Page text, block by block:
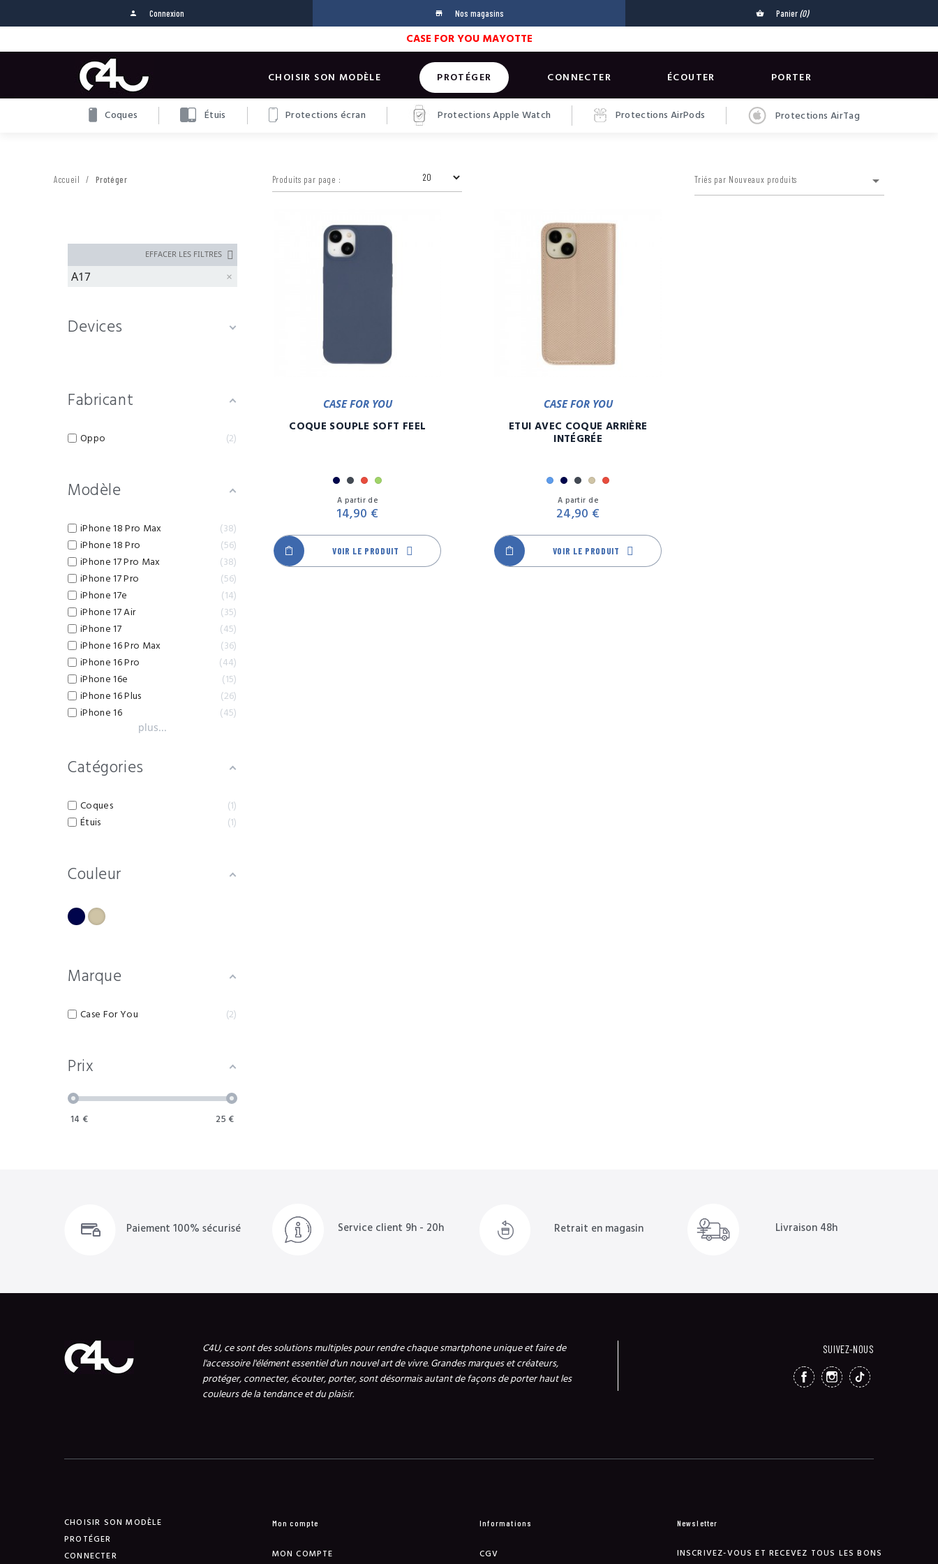
person Connexion store Nos magasins shopping_basket Panier (0)
CASE FOR YOU MAYOTTE
CHOISIR SON MODÈLE PROTÉGER CONNECTER ÉCOUTER PORTER
Coques Étuis Protections écran Protections Apple Watch Protections AirPods Protections AirTag
Accueil Protéger
EFFACER LES FILTRES
A17
Devices
Fabricant
Oppo 2
Modèle
iPhone 18 Pro Max
38
iPhone 18 Pro
56
iPhone 17 Pro Max
38
iPhone 17 Pro
56
iPhone 17e
14
iPhone 17 Air
35
iPhone 17
45
iPhone 16 Pro Max
36
iPhone 16 Pro
44
iPhone 16e
15
iPhone 16 Plus
26
iPhone 16
45
plus...
Catégories
Coques
1
Étuis
1
Couleur
Marque
Case For You 2
Prix
14 € 25 €
Produits par page : Triés par Nouveaux produits 
CASE FOR YOU
COQUE SOUPLE SOFT FEEL
Marine
NoirRouge
Vert
A partir de
14,90 €
VOIR LE PRODUIT
CASE FOR YOU
ETUI AVEC COQUE ARRIÈRE
INTÉGRÉE
BleuMarine
NoirOrRouge
A partir de
24,90 €
VOIR LE PRODUIT
Paiement 100% sécurisé Service client 9h - 20h Retrait en magasin Livraison 48h
C4U, ce sont des solutions multiples pour rendre chaque smartphone unique et faire de
l'accessoire l'élément essentiel d'un nouvel art de vivre. Grandes marques et créateurs,
protéger, connecter, écouter, porter, sont désormais autant de façons de porter haut les
couleurs de la tendance et du plaisir.
SUIVEZ-NOUS
FACEBOOKINSTAGRAM
TIKTOK
CHOISIR SON MODÈLE
PROTÉGER
CONNECTER
Mon compte
MON COMPTE
Informations
CGV
Newsletter
INSCRIVEZ-VOUS ET RECEVEZ TOUS LES BONS